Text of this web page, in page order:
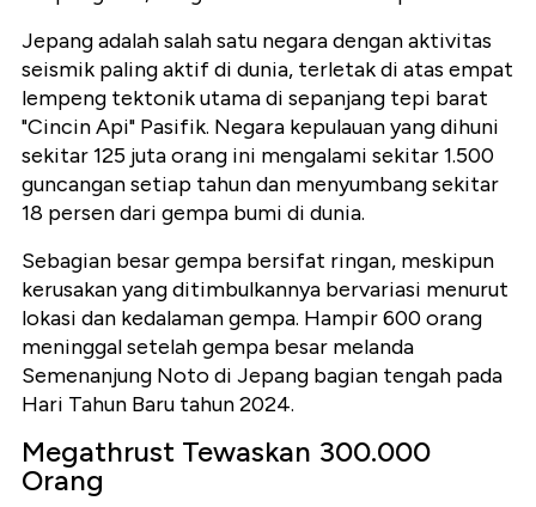
Jepang adalah salah satu negara dengan aktivitas
seismik paling aktif di dunia, terletak di atas empat
lempeng tektonik utama di sepanjang tepi barat
"Cincin Api" Pasifik. Negara kepulauan yang dihuni
sekitar 125 juta orang ini mengalami sekitar 1.500
guncangan setiap tahun dan menyumbang sekitar
18 persen dari gempa bumi di dunia.
Sebagian besar gempa bersifat ringan, meskipun
kerusakan yang ditimbulkannya bervariasi menurut
lokasi dan kedalaman gempa. Hampir 600 orang
meninggal setelah gempa besar melanda
Semenanjung Noto di Jepang bagian tengah pada
Hari Tahun Baru tahun 2024.
Megathrust Tewaskan 300.000
Orang